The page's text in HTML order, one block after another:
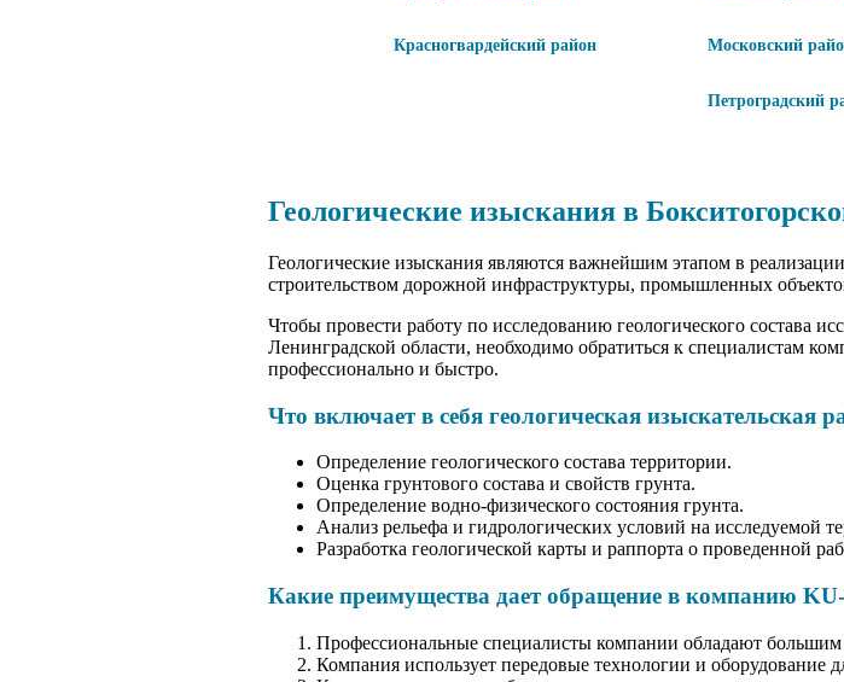
Красногвардейский район Московский
Петроградский
Геологические изыскания в
Геологические изыскания являются важнейшим этапом в
строительством дорожной инфраструктуры, промышленных
Чтобы провести работу по исследованию геологического состава
Ленинградской области, необходимо обратиться к специалистам
профессионально и быстро.
Что включает в себя геологическая изыскательская
Определение геологического состава территории.
Оценка грунтового состава и свойств грунта.
Определение водно-физического состояния грунта.
Анализ рельефа и гидрологических условий на исследуемой
Разработка геологической карты и раппорта о проведенной
Какие преимущества дает обращение в компанию
Профессиональные специалисты компании обладают
Компания использует передовые технологии и оборудование